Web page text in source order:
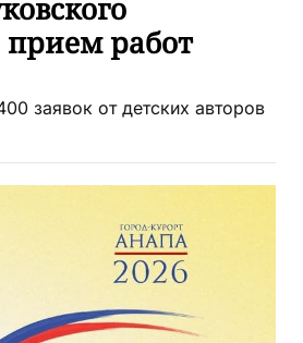
работ
заявок от детских авторов